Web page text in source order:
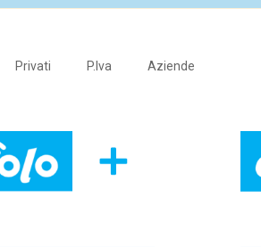
Privati P.Iva Aziende